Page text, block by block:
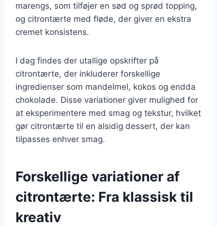
marengs, som tilføjer en sød og sprød topping,
og citrontærte med fløde, der giver en ekstra
cremet konsistens.
I dag findes der utallige opskrifter på
citrontærte, der inkluderer forskellige
ingredienser som mandelmel, kokos og endda
chokolade. Disse variationer giver mulighed for
at eksperimentere med smag og tekstur, hvilket
gør citrontærte til en alsidig dessert, der kan
tilpasses enhver smag.
Forskellige variationer af
citrontærte: Fra klassisk til
kreativ